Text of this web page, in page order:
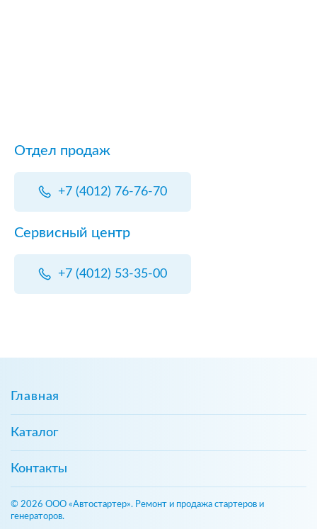
Отдел продаж
+7 (4012) 76-76-70
Сервисный центр
+7 (4012) 53-35-00
Главная
Каталог
Контакты
© 2026 ООО «Автостартер». Ремонт и продажа стартеров и
генераторов.